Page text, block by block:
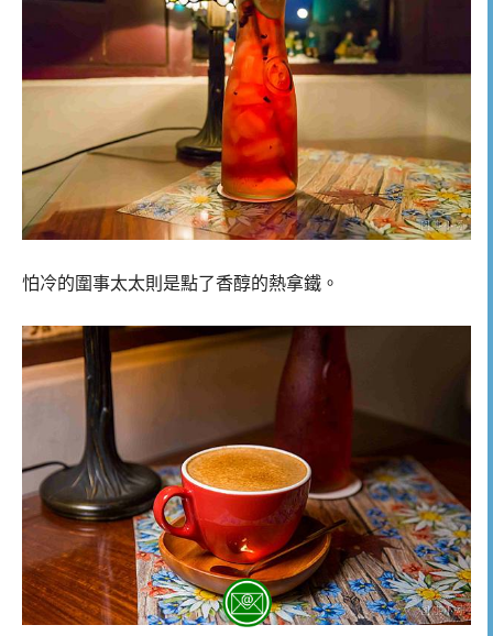
怕冷的圍事太太則是點了香醇的熱拿鐵。